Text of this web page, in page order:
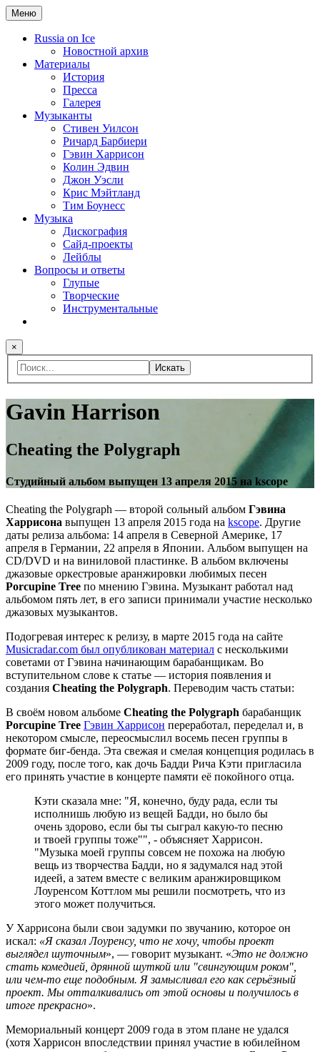
Меню
Russia on Ice
Новостной архив
Материалы
История
Пресса
Галерея
Музыканты
Стивен Уилсон
Ричард Барбиери
Гэвин Харрисон
Колин Эдвин
Джон Уэсли
Крис Мэйтланд
Тим Боунесс
Музыка
Дискография
Сайд-проекты
Лейблы
Вопросы и ответы
Глупые
Творческие
Инструментальные
×
Искать
Gavin Harrison
Cheating the Polygraph
Студийный альбом выпущен 13 апреля 2015 на kscope
Cheating the Polygraph — второй сольный альбом Гэвина
Харрисона выпущен 13 апреля 2015 года на kscope. Другие
даты релиза альбома: 14 апреля в Северной Америке, 17
апреля в Германии, 22 апреля в Японии. Альбом выпущен на
CD/DVD и на виниловой пластинке. В альбом включены
джазовые оркестровые аранжировки любимых песен
Porcupine Tree по мнению Гэвина. Музыкант работал над
альбомом пять лет, в его записи принимали участие несколько
джазовых музыкантов.
Подогревая интерес к релизу, в марте 2015 года на сайте
Musicradar.com был опубликован материал с несколькими
советами от Гэвина начинающим барабанщикам. Во
вступительном слове к статье — история появления и
создания Cheating the Polygraph. Переводим часть статьи:
В своём новом альбоме Cheating the Polygraph барабанщик
Porcupine Tree Гэвин Харрисон переработал, переделал и, в
некотором смысле, переосмыслил восемь песен группы в
формате биг-бенда. Эта свежая и смелая концепция родилась в
2009 году, после того, как дочь Бадди Рича Кэти пригласила
его принять участие в концерте памяти её покойного отца.
Кэти сказала мне: "Я, конечно, буду рада, если ты
исполнишь любую из вещей Бадди, но было бы
очень здорово, если бы ты сыграл какую-то песню
и твоей группы тоже"", - объясняет Харрисон.
"Музыка моей группы совсем не похожа на любую
вещь из творчества Бадди, но я задумался над этой
идеей, а затем вместе с великим аранжировщиком
Лоуренсом Коттлом мы решили посмотреть, что из
этого может получиться.
У Харрисона были свои задумки по звучанию, которое он
искал: «Я сказал Лоуренсу, что не хочу, чтобы проект
выглядел шуточным», — говорит музыкант. «Это не должно
стать комедией, дрянной шуткой или "свингующим роком",
или чем-то еще подобным. Я замысливал его как серьёзный
проект. Мы отталкивались от этой основы и получилось в
итоге прекрасно».
Мемориальный концерт 2009 года в этом плане не удался
(хотя Харрисон впоследствии принял участие в юбилейном